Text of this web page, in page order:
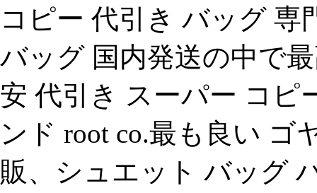
コピー 代引き バッグ 専
バッグ 国内発送の中で
安 代引き スーパー コピ
ンド root co.最も良い ゴ
販、シュエット バッグ